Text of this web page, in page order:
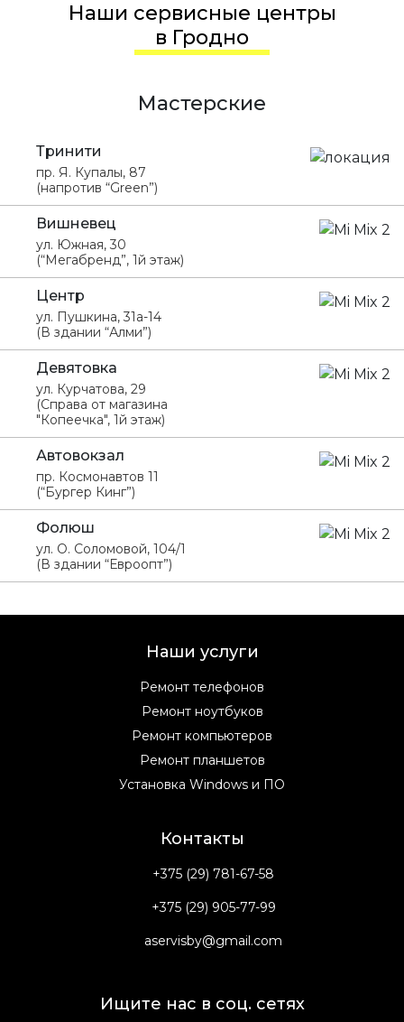
Наши сервисные центры
в Гродно
Мастерские
Тринити
пр. Я. Купалы, 87
(напротив “Green”)
Вишневец
ул. Южная, 30
(“Мегабренд”, 1й этаж)
Центр
ул. Пушкина, 31а-14
(В здании “Алми”)
Девятовка
ул. Курчатова, 29
(Справа от магазина
"Копеечка", 1й этаж)
Автовокзал
пр. Космонавтов 11
(“Бургер Кинг”)
Фолюш
ул. О. Соломовой, 104/1
(В здании “Евроопт”)
Наши услуги
Ремонт телефонов
Ремонт ноутбуков
Ремонт компьютеров
Ремонт планшетов
Установка Windows и ПО
Контакты
+375 (29) 781-67-58
+375 (29) 905-77-99
aservisby@gmail.com
Ищите нас в соц. сетях